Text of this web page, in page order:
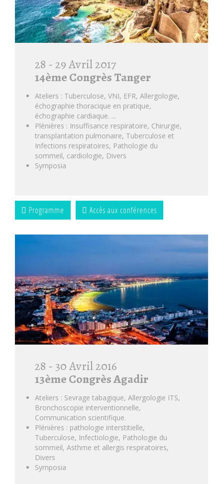
28 - 29 Avril 2017
14ème Congrès Tanger
Ateliers : Tuberculose, VNI, EFR, Allergologie,
échographie thoracique en pratique,
échographie cardiaque. ...
Plénières : Insuffisance respiratoire, Chirurgie,
transplantation pulmonaire, Tuberculose et
Infections respiratoires, Pathologie du
sommeil, cardiologie, Divers
Symposia
Programme Accès aux conférences
28 - 30 Avril 2016
13ème Congrès Agadir
Ateliers : Sevrage tabagique, Allergologie ITS,
Bronchoscopie interventionnelle,
Communication scientifique.
Plénières : pathologie interstitielle,
Tuberculose, Infectiologie, Pathologie du
sommeil, Asthme et allergis respiratoires,
Divers
Symposia